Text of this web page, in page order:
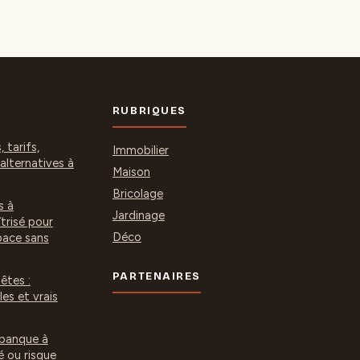
tarifs,
à
à
pour
sans
:
et vrais
à
ou risque
RUBRIQUES
Immobilier
Maison
Bricolage
Jardinage
Déco
PARTENAIRES